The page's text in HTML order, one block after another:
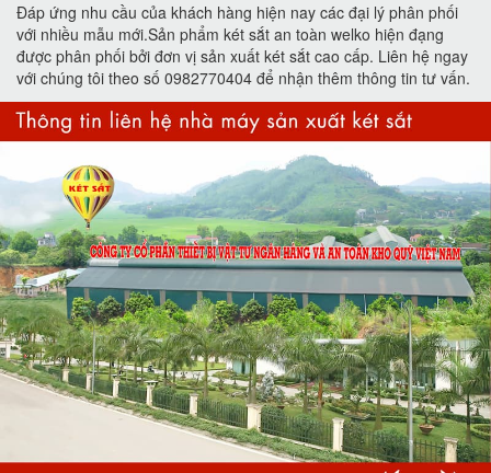
Đáp ứng nhu cầu của khách hàng hiện nay các đại lý phân phối
với nhiều mẫu mới.Sản phẩm két sắt an toàn welko hiện đạng
được phân phối bởi đơn vị sản xuất két sắt cao cấp. Liên hệ ngay
với chúng tôi theo số 0982770404 để nhận thêm thông tin tư vấn.